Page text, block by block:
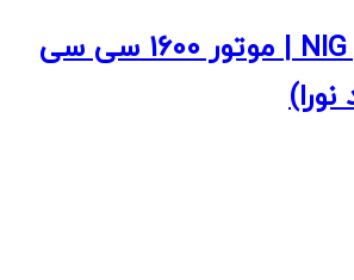
منبع اگزوز NIG | موتور 1600 سی سی
نورا)